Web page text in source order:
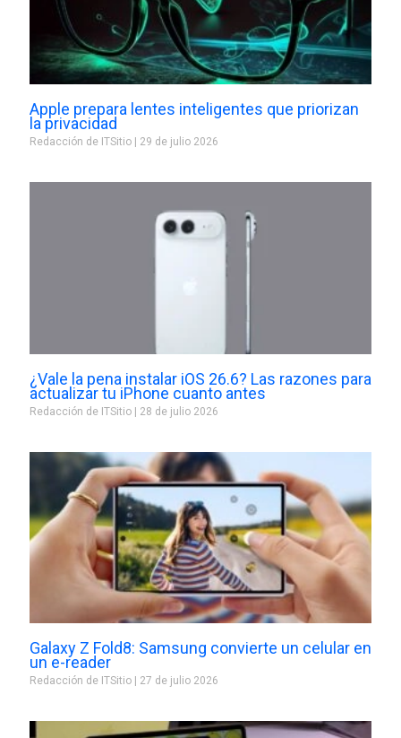
Apple prepara lentes inteligentes que priorizan
la privacidad
Redacción de ITSitio 29 de julio 2026
¿Vale la pena instalar iOS 26.6? Las razones para
actualizar tu iPhone cuanto antes
Redacción de ITSitio 28 de julio 2026
Galaxy Z Fold8: Samsung convierte un celular en
un e-reader
Redacción de ITSitio 27 de julio 2026